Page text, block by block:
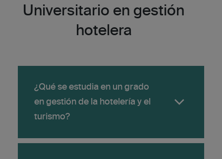
Universitario en gestión
hotelera
¿Qué se estudia en un grado
en gestión de la hotelería y el
turismo?